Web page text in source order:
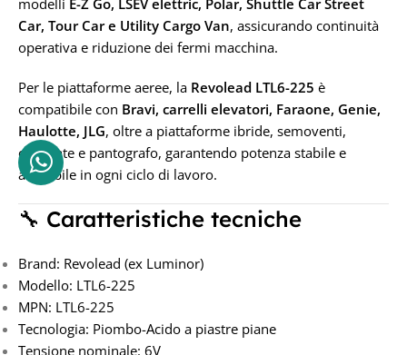
modelli E-Z Go, LSEV elettric, Polar, Shuttle Car Street
Car, Tour Car e Utility Cargo Van, assicurando continuità
operativa e riduzione dei fermi macchina.
Per le piattaforme aeree, la Revolead LTL6-225 è
compatibile con Bravi, carrelli elevatori, Faraone, Genie,
Haulotte, JLG, oltre a piattaforme ibride, semoventi,
cingolate e pantografo, garantendo potenza stabile e
affidabile in ogni ciclo di lavoro.
🔧 Caratteristiche tecniche
Brand: Revolead (ex Luminor)
Modello: LTL6-225
MPN: LTL6-225
Tecnologia: Piombo-Acido a piastre piane
Tensione nominale: 6V
225AH
TENSIONE IN VOLT
6V